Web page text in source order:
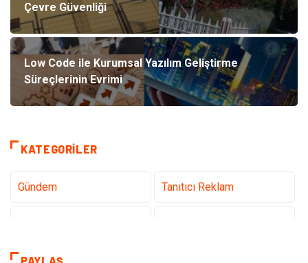
Çevre Güvenliği
Low Code ile Kurumsal Yazılım Geliştirme
Süreçlerinin Evrimi
KATEGORILER
Gündem Tanıtıcı Reklam
Dekorasyon